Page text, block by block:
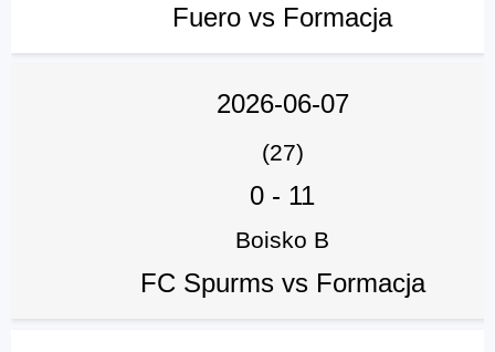
Fuero vs Formacja
2026-06-07
(27)
0 - 11
Boisko B
FC Spurms vs Formacja